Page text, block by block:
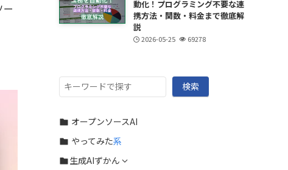
ー
動化！プログラミング不要な連
携方法・関数・料金まで徹底解
説
2026-05-25 69278
検
索
検索
オープンソースAI
やってみた系
生成AIずかん